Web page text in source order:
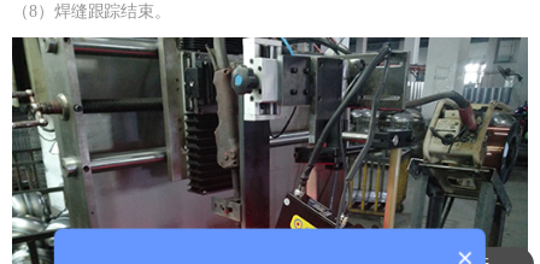
（8）焊缝跟踪结束。